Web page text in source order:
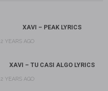
XAVI – PEAK LYRICS
2 YEARS AGO
XAVI – TU CASI ALGO LYRICS
2 YEARS AGO